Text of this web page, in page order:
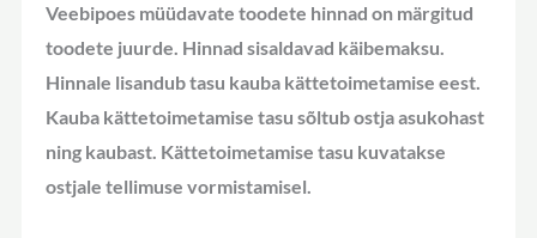
Veebipoes müüdavate toodete hinnad on märgitud
toodete juurde. Hinnad sisaldavad käibemaksu.
Hinnale lisandub tasu kauba kättetoimetamise eest.
Kauba kättetoimetamise tasu sõltub ostja asukohast
ning kaubast. Kättetoimetamise tasu kuvatakse
ostjale tellimuse vormistamisel.